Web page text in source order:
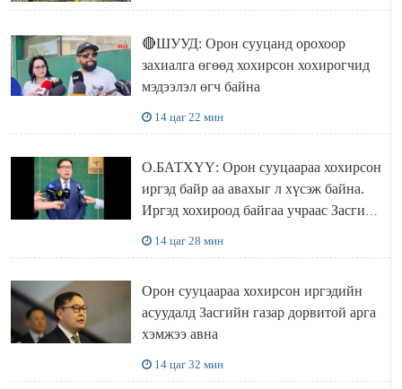
🔴ШУУД: Орон сууцанд орохоор
захиалга өгөөд хохирсон хохирогчид
мэдээлэл өгч байна
14 цаг 22 мин
О.БАТХҮҮ: Орон сууцаараа хохирсон
иргэд байр аа авахыг л хүсэж байна.
Иргэд хохироод байгаа учраас Засгийн
14 цаг 28 мин
Орон сууцаараа хохирсон иргэдийн
асуудалд Засгийн газар дорвитой арга
хэмжээ авна
14 цаг 32 мин